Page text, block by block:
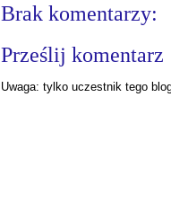
Brak komentarzy:
Prześlij komentarz
Uwaga: tylko uczestnik tego